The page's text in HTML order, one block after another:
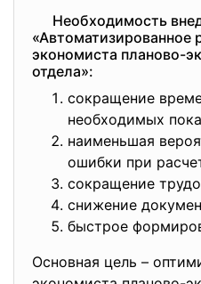
Необходимость
«Автоматизированное
экономиста планово-
отдела»:
сокращение
необходимых
наименьшая
ошибки при
сокращение
снижение
быстрое
Основная цель –